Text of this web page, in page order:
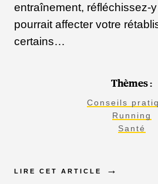
entraînement, réfléchissez-
pourrait affecter votre
certains…
Thèmes :
Conseils
Running
Santé
LIRE CET ARTICLE